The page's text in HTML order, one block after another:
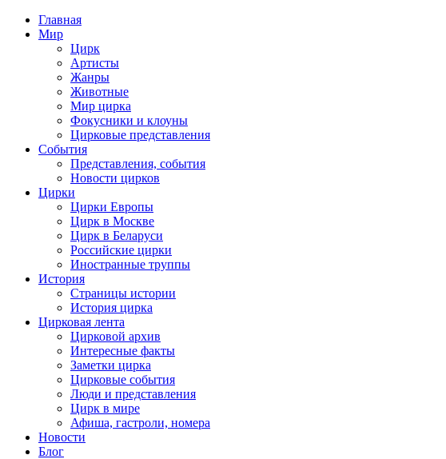
Главная
Мир
Цирк
Артисты
Жанры
Животные
Мир цирка
Фокусники и клоуны
Цирковые представления
События
Представления, события
Новости цирков
Цирки
Цирки Европы
Цирк в Москве
Цирк в Беларуси
Российские цирки
Иностранные труппы
История
Страницы истории
История цирка
Цирковая лента
Цирковой архив
Интересные факты
Заметки цирка
Цирковые события
Люди и представления
Цирк в мире
Афиша, гастроли, номера
Новости
Блог